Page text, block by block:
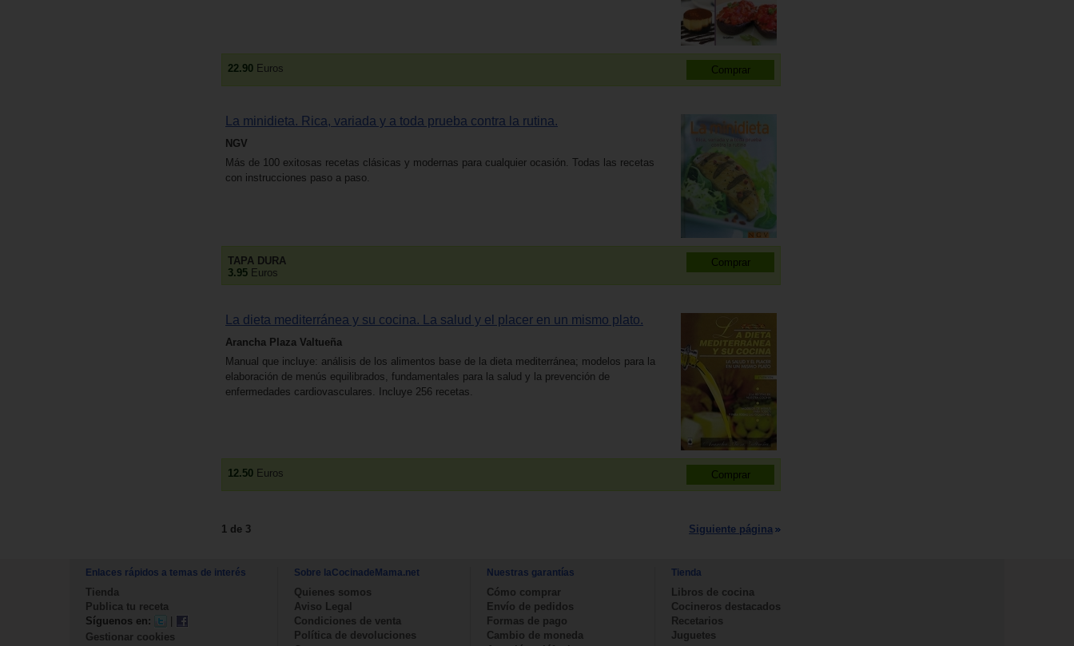
22.90 Euros
La minidieta. Rica, variada y a toda prueba contra la rutina.
NGV
Más de 100 exitosas recetas clásicas y modernas para cualquier ocasión. Todas las recetas
con instrucciones paso a paso.
TAPA DURA
3.95 Euros
La dieta mediterránea y su cocina. La salud y el placer en un mismo plato.
Arancha Plaza Valtueña
Manual que incluye: análisis de los alimentos base de la dieta mediterránea; modelos para la
elaboración de menús equilibrados, fundamentales para la salud y la prevención de
enfermedades cardiovasculares. Incluye 256 recetas.
12.50 Euros
1 de 3 Siguiente página
Enlaces rápidos a temas de interés
Tienda
Publica tu receta
Síguenos en:
|
Gestionar cookies
Sobre laCocinadeMama.net
Quienes somos
Aviso Legal
Condiciones de venta
Política de devoluciones
Nuestras garantías
Cómo comprar
Envío de pedidos
Formas de pago
Cambio de moneda
Tienda
Libros de cocina
Cocineros destacados
Recetarios
Juguetes